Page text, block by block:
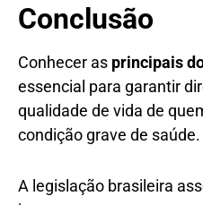
Conclusão
Conhecer as principais
essencial para garantir
qualidade de vida de
condição grave de saúde.
A legislação brasileira